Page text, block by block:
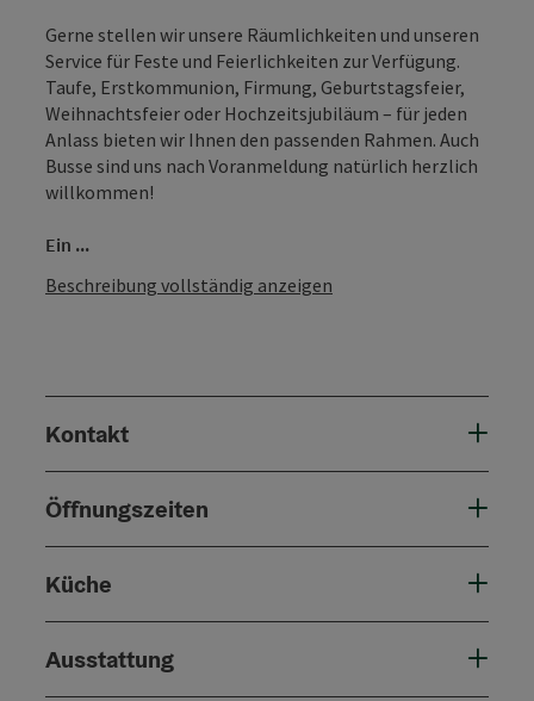
Gerne stellen wir unsere Räumlichkeiten und unseren
Service für Feste und Feierlichkeiten zur Verfügung.
Taufe, Erstkommunion, Firmung, Geburtstagsfeier,
Weihnachtsfeier oder Hochzeitsjubiläum – für jeden
Anlass bieten wir Ihnen den passenden Rahmen. Auch
Busse sind uns nach Voranmeldung natürlich herzlich
willkommen!
Ein ...
Beschreibung vollständig anzeigen
Kontakt
Öffnungszeiten
Küche
Ausstattung